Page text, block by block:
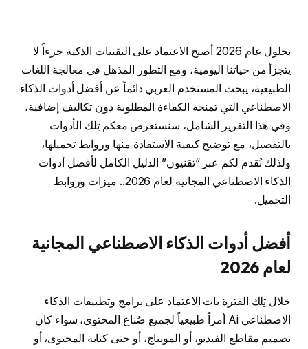
بحلول عام 2026 أصبح الاعتماد على التقنيات الذكية جزءاً لا
يتجزأ من حياتنا اليومية، ومع التطور المذهل في معالجة اللغات
الطبيعية، يبحث المستخدم العربي دائماً عن أفضل أدوات الذكاء
الاصطناعي التي تمنحه الكفاءة المطلوبة دون تكاليف إضافية،
وفي هذا التقرير الشامل، سنستعرض معكم تِلك الأدوات
بالتفصيل، مع توضيح كيفية الاستفادة منها وروابط تحميلها،
ولذلك نُقدم لكم عبر “تقنيون” الدليل الكامل لأفضل أدوات
الذكاء الاصطناعي المجانية لعام 2026.. ميزات وروابط
التحميل.
أفضل أدوات الذكاء الاصطناعي المجانية
لعام 2026
خلال تِلك الفترة بات الاعتماد على برامج وتطبيقات الذكاء
الاصطناعي Ai أمراً طبيعياً لجميع صُناع المحتوى، سواء كان
تصميم مقاطع الفيديو، أو المونتاج، أو حتى كتابة المحتوى، أو